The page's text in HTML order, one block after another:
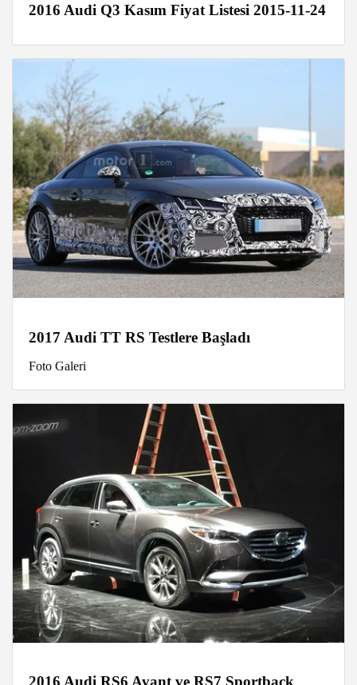
2016 Audi Q3 Kasım Fiyat Listesi 2015-11-24
2017 Audi TT RS Testlere Başladı
Foto Galeri
2016 Audi RS6 Avant ve RS7 Sportback